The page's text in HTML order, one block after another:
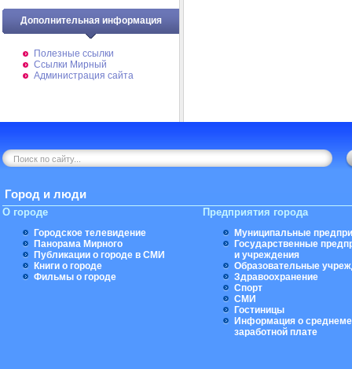
Дополнительная информация
Полезные ссылки
Ссылки Мирный
Администрация сайта
Город и люди
О городе
Городское телевидение
Панорама Мирного
Публикации о городе в СМИ
Книги о городе
Фильмы о городе
Предприятия города
Муниципальные
Государственные
и учреждения
Образовательные
Здравоохранение
Спорт
СМИ
Гостиницы
Информация о
заработной плате